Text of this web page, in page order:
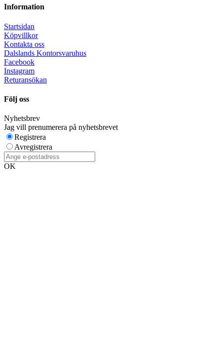
Information
Startsidan
Köpvillkor
Kontakta oss
Dalslands Kontorsvaruhus
Facebook
Instagram
Returansökan
Följ oss
Nyhetsbrev
Jag vill prenumerera på nyhetsbrevet
Registrera
Avregistrera
OK